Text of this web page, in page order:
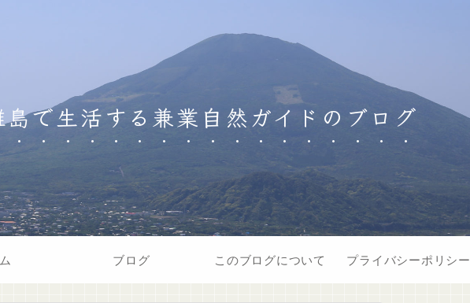
島で生活する兼業自然ガイドのブログ
ブログ このブログについて プライバシーポリシー